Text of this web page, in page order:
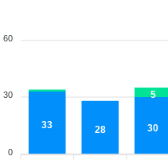
33 28 30
5
60
30
0